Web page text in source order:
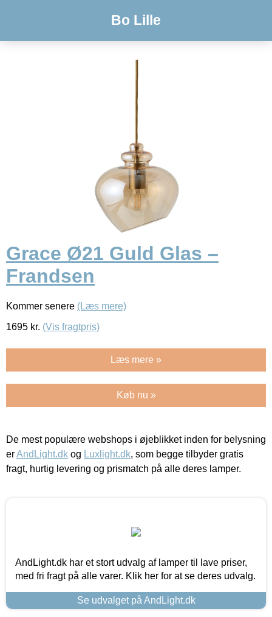
Bo Lille
Grace Ø21 Guld Glas –
Frandsen
Kommer senere (Læs mere)
1695 kr. (Vis fragtpris)
Læs mere »
Køb nu »
De mest populære webshops i øjeblikket inden for belysning
erAndLight.dk og Luxlight.dk, som begge tilbyder gratis
fragt, hurtig levering og prismatch på alle deres lamper.
AndLight.dk har et stort udvalg af lamper til lave priser,
med fri fragt på alle varer. Klik her for at se deres udvalg.
Se udvalget på AndLight.dk